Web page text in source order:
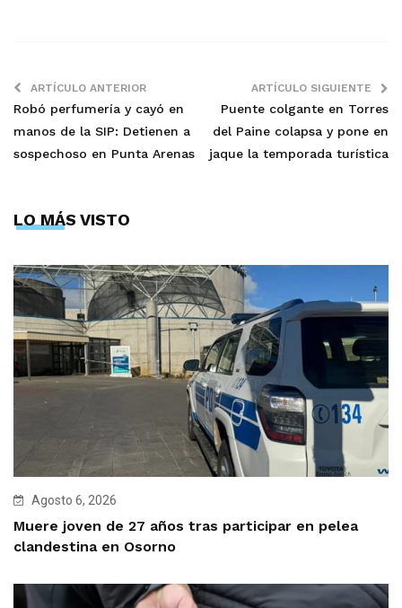
ARTÍCULO ANTERIOR
Robó perfumería y cayó en
manos de la SIP: Detienen a
sospechoso en Punta Arenas
ARTÍCULO SIGUIENTE
Puente colgante en Torres
del Paine colapsa y pone en
jaque la temporada turística
LO MÁS VISTO
Agosto 6, 2026
Muere joven de 27 años tras participar en pelea
clandestina en Osorno